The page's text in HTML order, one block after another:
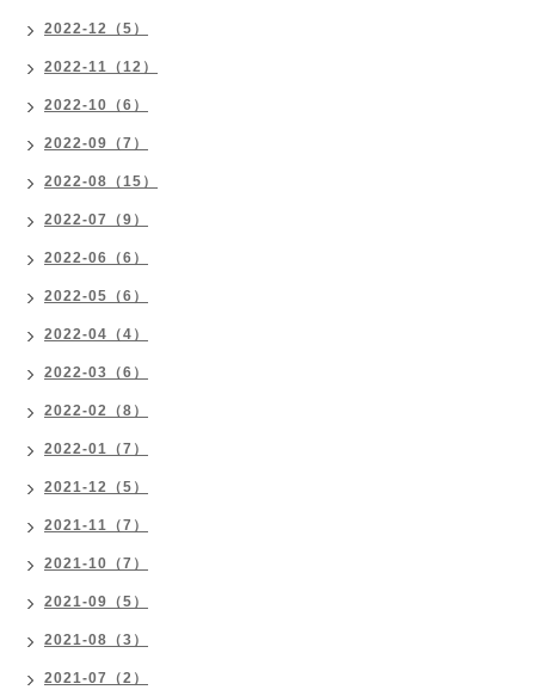
2022-12（5）
2022-11（12）
2022-10（6）
2022-09（7）
2022-08（15）
2022-07（9）
2022-06（6）
2022-05（6）
2022-04（4）
2022-03（6）
2022-02（8）
2022-01（7）
2021-12（5）
2021-11（7）
2021-10（7）
2021-09（5）
2021-08（3）
2021-07（2）